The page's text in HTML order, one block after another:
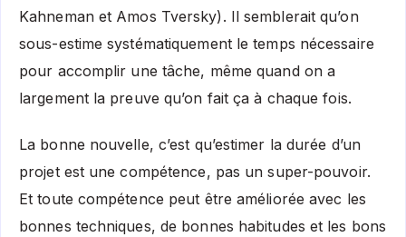
Kahneman et Amos Tversky). Il semblerait qu’on
sous-estime systématiquement le temps nécessaire
pour accomplir une tâche, même quand on a
largement la preuve qu’on fait ça à chaque fois.
La bonne nouvelle, c’est qu’estimer la durée d’un
projet est une compétence, pas un super-pouvoir.
Et toute compétence peut être améliorée avec les
bonnes techniques, de bonnes habitudes et les bons